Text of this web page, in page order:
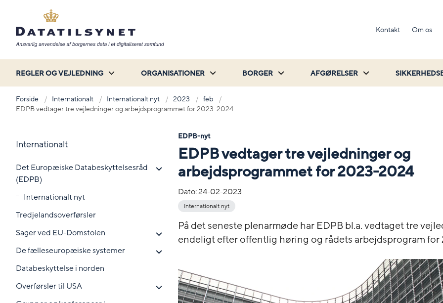
Kontakt Om os
REGLER OG VEJLEDNING ORGANISATIONER BORGER AFGØRELSER
Forside Internationalt Internationalt nyt 2023
feb
EDPB vedtager tre vejledninger og arbejdsprogrammet for 2023-2024
Internationalt
Det Europæiske Databeskyttelsesråd
(EDPB)
Internationalt nyt
Tredjelandsoverførsler
Sager ved EU-Domstolen
De fælleseuropæiske systemer
Databeskyttelse i norden
Overførsler til USA
EDPB-nyt
EDPB vedtager tre vejledninger og
arbejdsprogrammet for 2023-2024
Dato:24-02-2023
Internationalt nyt
På det seneste plenarmøde har EDPB bl.a. vedtaget tre
endeligt efter offentlig høring og rådets arbejdsprogram for